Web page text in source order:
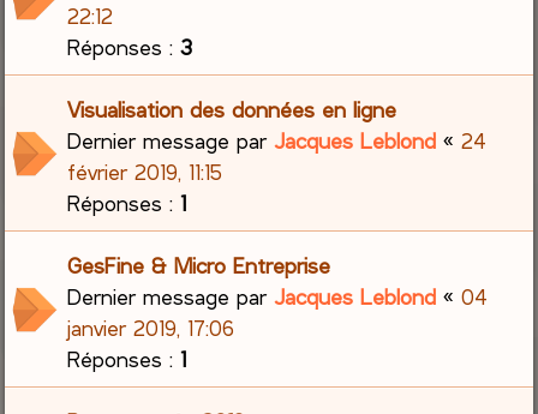
22:12
Réponses :3
Visualisation des données en ligne
Dernier message parJacques Leblond «24
février 2019, 11:15
Réponses :1
GesFine & Micro Entreprise
Dernier message parJacques Leblond «04
janvier 2019, 17:06
Réponses :1